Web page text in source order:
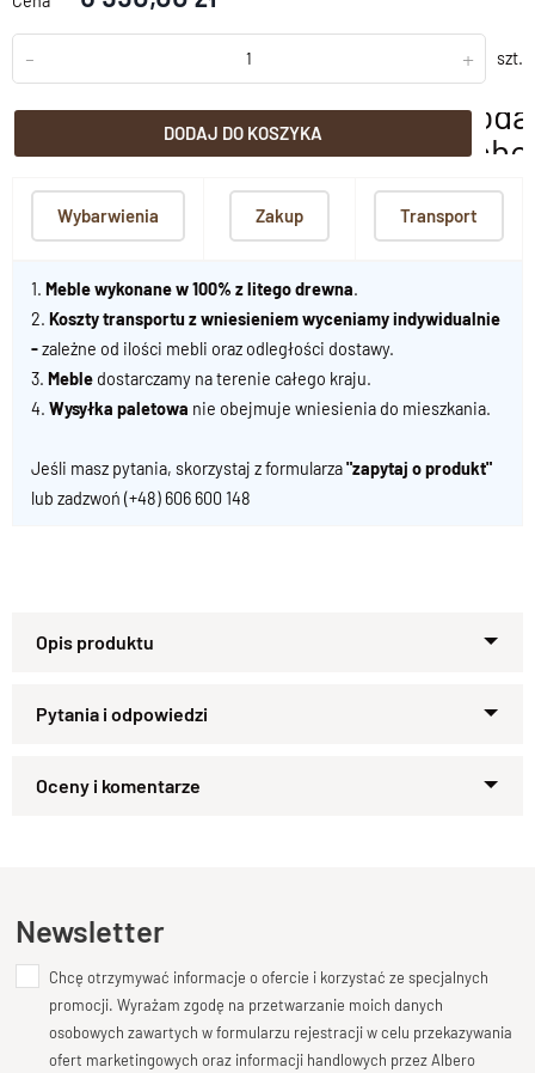
- + szt.
DODAJ DO KOSZYKA
Wybarwienia Zakup Transport
1. Meble wykonane w 100% z litego drewna.
2. Koszty transportu z wniesieniem wyceniamy indywidualnie
-zależne od ilości mebli oraz odległości dostawy.
3. Meble dostarczamy na terenie całego kraju.
4. Wysyłka paletowa nie obejmuje wniesienia do mieszkania.
Jeśli masz pytania, skorzystaj z formularza"zapytaj o produkt"
lub zadzwoń (+48) 606 600 148
Stół drewniany z bocznymi
dostawkami – funkcjonalność i
elegancja w jednym
zarównotrwałość
Ręczne wykonanie z dbałością o
każdy detal
Zapytaj o produkt
Dodaj opinię o produkcie
Twoja ocena
Bardzo dobry
Newsletter
Chcę otrzymywać informacje o ofercie i korzystać ze specjalnych
promocji. Wyrażam zgodę na przetwarzanie moich danych
osobowych zawartych w formularzu rejestracji w celu przekazywania
ofert marketingowych oraz informacji handlowych przez Albero